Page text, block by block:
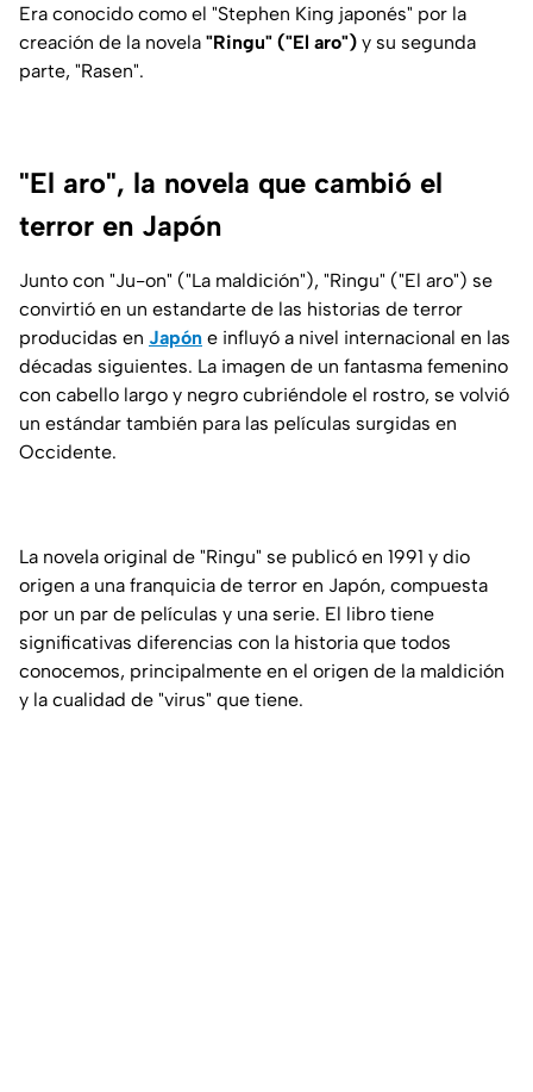
Era conocido como el "Stephen King japonés" por la
creación de la novela "Ringu" ("El aro") y su segunda
parte, "Rasen".
"El aro", la novela que cambió el
terror en Japón
Junto con "Ju-on" ("La maldición"), "Ringu" ("El aro") se
convirtió en un estandarte de las historias de terror
producidas en Japón e influyó a nivel internacional en las
décadas siguientes. La imagen de un fantasma femenino
con cabello largo y negro cubriéndole el rostro, se volvió
un estándar también para las películas surgidas en
Occidente.
La novela original de "Ringu" se publicó en 1991 y dio
origen a una franquicia de terror en Japón, compuesta
por un par de películas y una serie. El libro tiene
significativas diferencias con la historia que todos
conocemos, principalmente en el origen de la maldición
y la cualidad de "virus" que tiene.